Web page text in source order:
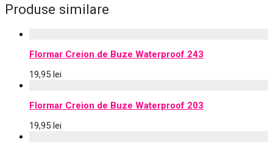
Produse similare
Flormar Creion de Buze Waterproof 243
19,95 lei
Flormar Creion de Buze Waterproof 203
19,95 lei